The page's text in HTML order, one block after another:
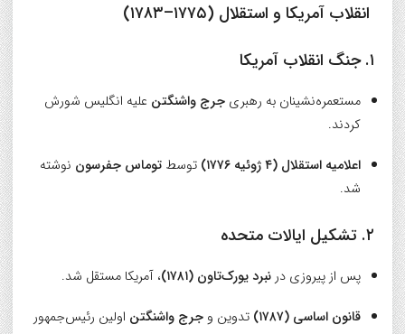
انقلاب آمریکا و استقلال (۱۷۷۵–۱۷۸۳)
۱. جنگ انقلاب آمریکا
مستعمره‌نشینان به رهبری جرج واشنگتن علیه انگلیس شورش
کردند.
اعلامیه استقلال (۴ ژوئیه ۱۷۷۶)
توسط توماس جفرسون نوشته
شد.
۲. تشکیل ایالات متحده
پس از پیروزی درنبرد یورک‌تاون (۱۷۸۱)
، آمریکا مستقل شد.
قانون اساسی (۱۷۸۷)
تدوین و جرج واشنگتن اولین رئیس‌جمهور